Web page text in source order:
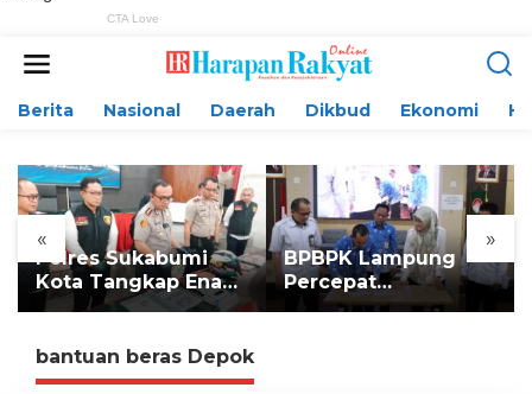
Berita Nasional Daerah Dikbud Ekonomi
« »
Polres Sukabumi
Kota Tangkap Enam
Pelaku
BPBPK Lampung
Percepat
Implementasi LLTT
bantuan beras Depok